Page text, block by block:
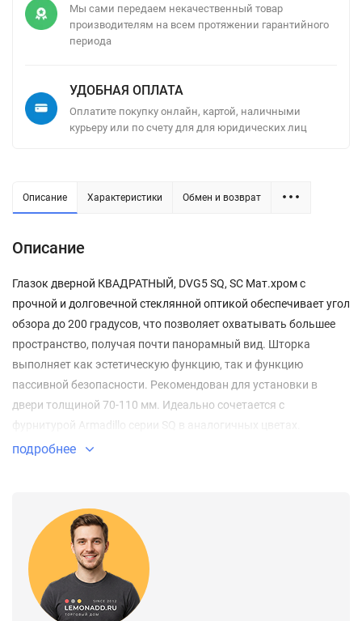
Мы сами передаем некачественный товар
производителям на всем протяжении гарантийного
периода
УДОБНАЯ ОПЛАТА
Оплатите покупку онлайн, картой, наличными
курьеру или по счету для для юридических лиц
Описание Характеристики Обмен и возврат
Описание
Глазок дверной КВАДРАТНЫЙ, DVG5 SQ, SC Мат.хром с
прочной и долговечной стеклянной оптикой обеспечивает угол
обзора до 200 градусов, что позволяет охватывать большее
пространство, получая почти панорамный вид. Шторка
выполняет как эстетическую функцию, так и функцию
пассивной безопасности. Рекомендован для установки в
двери толщиной 70-110 мм. Идеально сочетается с
фурнитурой Armadillo серии SQ в аналогичных цветах.
подробнее